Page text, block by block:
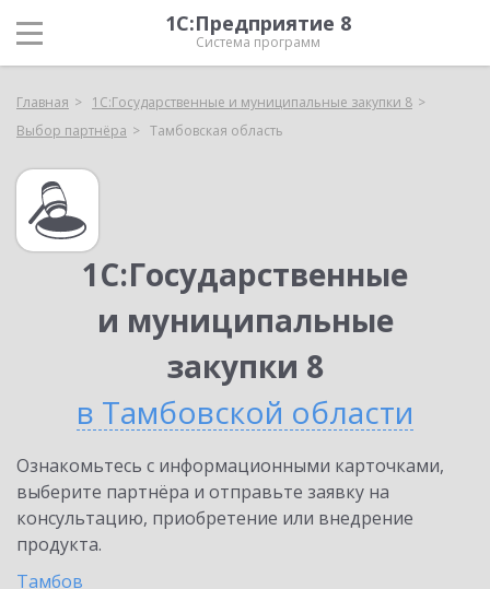
1С:Предприятие 8
Система программ
Главная
1С:Государственные и муниципальные закупки 8
Выбор партнёра
Тамбовская область
1С:Государственные
и муниципальные
закупки 8
в Тамбовской области
Ознакомьтесь с информационными карточками,
выберите партнёра и отправьте заявку на
консультацию, приобретение или внедрение
продукта.
Тамбов